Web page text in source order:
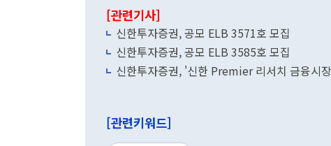
[관련기사]
신한투자증권, 공모 ELB 3571호 모집
신한투자증권, 공모 ELB 3585호 모집
신한투자증권, '신한 Premier 리서치 금융시
[관련키워드]